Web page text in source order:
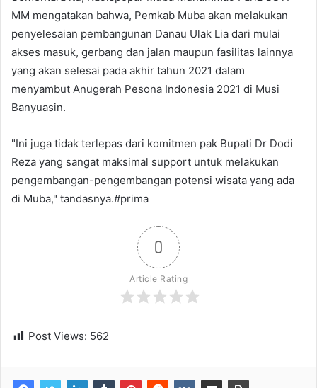
MM mengatakan bahwa, Pemkab Muba akan melakukan
penyelesaian pembangunan Danau Ulak Lia dari mulai
akses masuk, gerbang dan jalan maupun fasilitas lainnya
yang akan selesai pada akhir tahun 2021 dalam
menyambut Anugerah Pesona Indonesia 2021 di Musi
Banyuasin.
"Ini juga tidak terlepas dari komitmen pak Bupati Dr Dodi
Reza yang sangat maksimal support untuk melakukan
pengembangan-pengembangan potensi wisata yang ada
di Muba," tandasnya.#prima
0
Article Rating
Post Views: 562